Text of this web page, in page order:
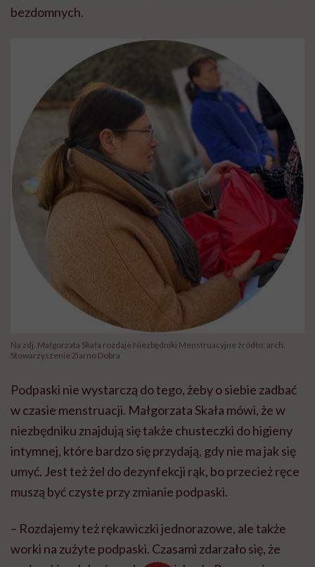
bezdomnych.
Na zdj. Małgorzata Skała rozdaje Niezbędniki Menstruacyjne źródło: arch.
Stowarzyszenie Ziarno Dobra
Podpaski nie wystarczą do tego, żeby o siebie zadbać
w czasie menstruacji. Małgorzata Skała mówi, że w
niezbędniku znajdują się także chusteczki do higieny
intymnej, które bardzo się przydają, gdy nie ma jak się
umyć. Jest też żel do dezynfekcji rąk, bo przecież ręce
muszą być czyste przy zmianie podpaski.
– Rozdajemy też rękawiczki jednorazowe, ale także
worki na zużyte podpaski. Czasami zdarzało się, że